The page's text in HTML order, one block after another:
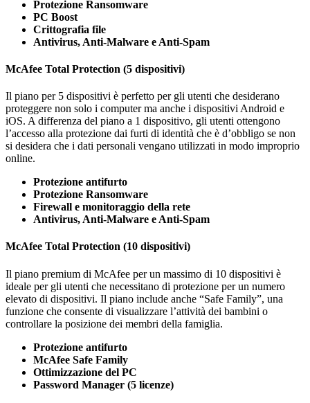
Protezione Ransomware
PC Boost
Crittografia file
Antivirus, Anti-Malware e Anti-Spam
McAfee Total Protection (5 dispositivi)
Il piano per 5 dispositivi è perfetto per gli utenti che desiderano
proteggere non solo i computer ma anche i dispositivi Android e
iOS. A differenza del piano a 1 dispositivo, gli utenti ottengono
l’accesso alla protezione dai furti di identità che è d’obbligo se non
si desidera che i dati personali vengano utilizzati in modo improprio
online.
Protezione antifurto
Protezione Ransomware
Firewall e monitoraggio della rete
Antivirus, Anti-Malware e Anti-Spam
McAfee Total Protection (10 dispositivi)
Il piano premium di McAfee per un massimo di 10 dispositivi è
ideale per gli utenti che necessitano di protezione per un numero
elevato di dispositivi. Il piano include anche “Safe Family”, una
funzione che consente di visualizzare l’attività dei bambini o
controllare la posizione dei membri della famiglia.
Protezione antifurto
McAfee Safe Family
Ottimizzazione del PC
Password Manager (5 licenze)